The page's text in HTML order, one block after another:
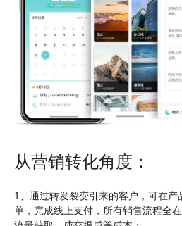
从营销转化角度：
1、通过转发裂变引来的客户，可在
单，完成线上支付，所有销售流程全